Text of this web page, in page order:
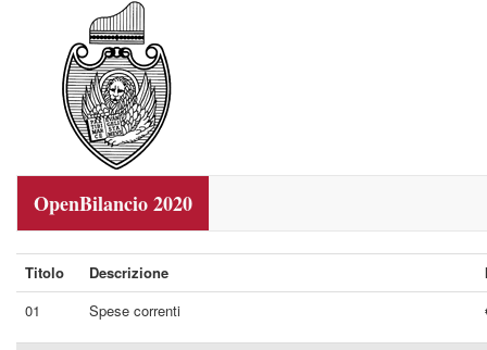
OpenBilancio 2020
Titolo Descrizione
01
Spese correnti